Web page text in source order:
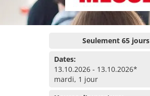
Seulement 65 jours
Dates:
13.10.2026 - 13.10.2026*
mardi, 1 jour